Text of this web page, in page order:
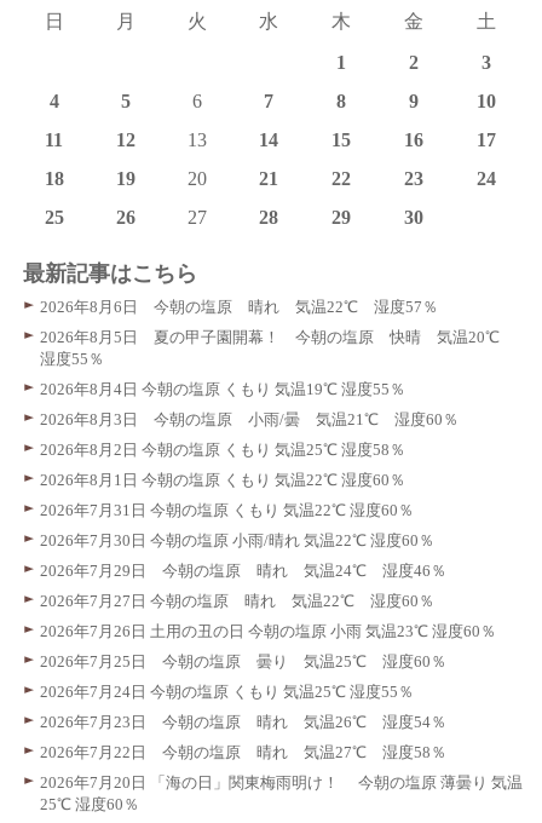
日
月 火 水 木 金
土
1
2
3
4
5 6 7 8 9
10
11
12 13 14 15 16
17
18
19 20 21 22 23
24
25
26 27 28 29 30
最新記事はこちら
2026年8月6日 今朝の塩原 晴れ 気温22℃ 湿度57％
2026年8月5日 夏の甲子園開幕！ 今朝の塩原 快晴 気温20℃
湿度55％
2026年8月4日 今朝の塩原 くもり 気温19℃ 湿度55％
2026年8月3日 今朝の塩原 小雨/曇 気温21℃ 湿度60％
2026年8月2日 今朝の塩原 くもり 気温25℃ 湿度58％
2026年8月1日 今朝の塩原 くもり 気温22℃ 湿度60％
2026年7月31日 今朝の塩原 くもり 気温22℃ 湿度60％
2026年7月30日 今朝の塩原 小雨/晴れ 気温22℃ 湿度60％
2026年7月29日 今朝の塩原 晴れ 気温24℃ 湿度46％
2026年7月27日 今朝の塩原 晴れ 気温22℃ 湿度60％
2026年7月26日 土用の丑の日 今朝の塩原 小雨 気温23℃ 湿度60％
2026年7月25日 今朝の塩原 曇り 気温25℃ 湿度60％
2026年7月24日 今朝の塩原 くもり 気温25℃ 湿度55％
2026年7月23日 今朝の塩原 晴れ 気温26℃ 湿度54％
2026年7月22日 今朝の塩原 晴れ 気温27℃ 湿度58％
2026年7月20日 「海の日」関東梅雨明け！ 今朝の塩原 薄曇り 気温
25℃ 湿度60％